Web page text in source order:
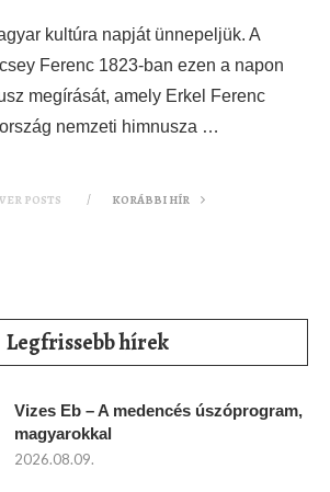
kultúra napját ünnepeljük. A
Ferenc 1823-ban ezen a napon
megírását, amely Erkel Ferenc
nemzeti himnusza …
POSTS KORÁBBI HÍR
Legfrissebb hírek
Vizes Eb – A medencés úszóprogram,
magyarokkal
2026.08.09.